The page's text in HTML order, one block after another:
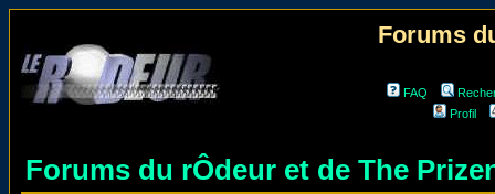
Forums
FAQ
Profil
Forums du rÔdeur et de The